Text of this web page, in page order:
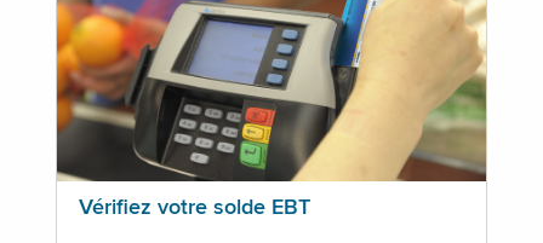
Vérifiez votre solde EBT